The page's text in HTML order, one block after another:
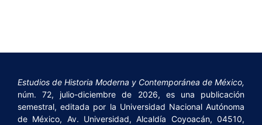
Estudios de Historia Moderna y Contemporánea de México,
núm. 72, julio-diciembre de 2026, es una publicación
semestral, editada por la Universidad Nacional Autónoma
de México, Av. Universidad, Alcaldía Coyoacán, 04510,